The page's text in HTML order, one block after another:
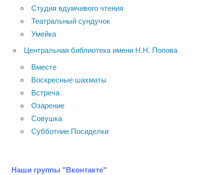
Студия вдумчивого чтения
Театральный сундучок
Умейка
Центральная библиотека имени Н.Н. Попова
Вместе
Воскресные шахматы
Встреча
Озарение
Совушка
Субботние Посиделки
Наши группы "Вконтакте"